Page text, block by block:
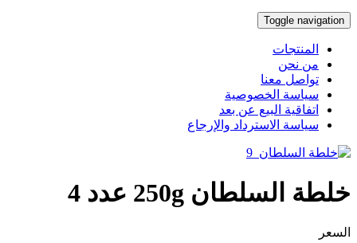
Toggle navigation
المنتجات
من نحن
تواصل معنا
سياسة الخصوصية
اتفاقية البيع عن بعد
سياسة الاسترداد والإرجاع
خلطة السلطان 250g عدد 4
السعر